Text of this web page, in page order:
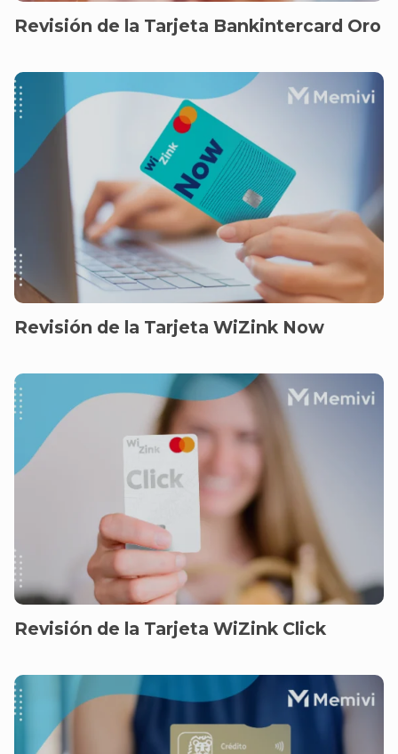
Revisión de la Tarjeta Bankintercard Oro
Revisión de la Tarjeta WiZink Now
Revisión de la Tarjeta WiZink Click